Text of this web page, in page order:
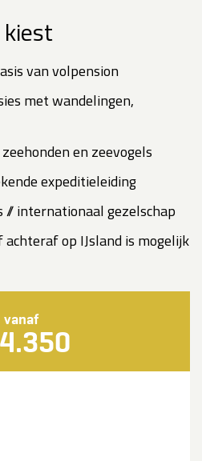
van volpension
met wandelingen,
en zeevogels
expeditieleiding
// internationaal gezelschap
op IJsland is mogelijk
vanaf